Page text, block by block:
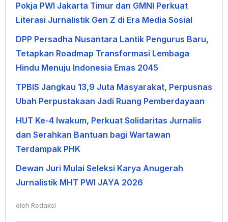
Pokja PWI Jakarta Timur dan GMNI Perkuat
Literasi Jurnalistik Gen Z di Era Media Sosial
DPP Persadha Nusantara Lantik Pengurus Baru,
Tetapkan Roadmap Transformasi Lembaga
Hindu Menuju Indonesia Emas 2045
TPBIS Jangkau 13,9 Juta Masyarakat, Perpusnas
Ubah Perpustakaan Jadi Ruang Pemberdayaan
HUT Ke-4 Iwakum, Perkuat Solidaritas Jurnalis
dan Serahkan Bantuan bagi Wartawan
Terdampak PHK
Dewan Juri Mulai Seleksi Karya Anugerah
Jurnalistik MHT PWI JAYA 2026
oleh Redaksi